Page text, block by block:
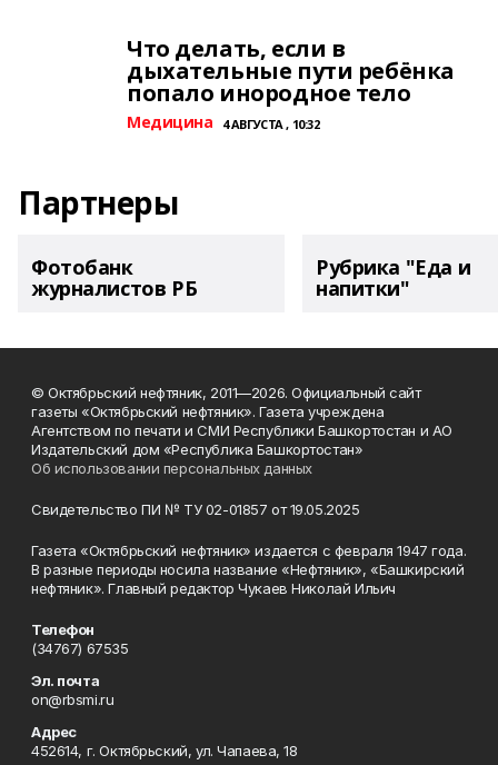
Что делать, если в
дыхательные пути ребёнка
попало инородное тело
Медицина 4 АВГУСТА , 10:32
Партнеры
Фотобанк
журналистов РБ
Рубрика "Еда и
напитки"
© Октябрьский нефтяник, 2011—2026. Официальный сайт
газеты «Октябрьский нефтяник». Газета учреждена
Агентством по печати и СМИ Республики Башкортостан и АО
Издательский дом «Республика Башкортостан»
Об использовании персональных данных
Свидетельство ПИ № ТУ 02-01857 от 19.05.2025
Газета «Октябрьский нефтяник» издается с февраля 1947 года.
В разные периоды носила название «Нефтяник», «Башкирский
нефтяник». Главный редактор Чукаев Николай Ильич
Телефон
(34767) 67535
Эл. почта
on@rbsmi.ru
Адрес
452614, г. Октябрьский, ул. Чапаева, 18